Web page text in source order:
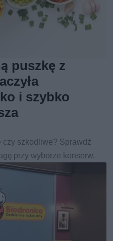
puszkę z
i szybko
szkodliwe? Sprawdź
przy wyborze konserw.